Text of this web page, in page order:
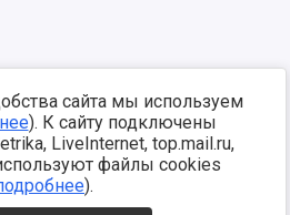
сайта мы используем
). К сайту подключены
LiveInternet, top.mail.ru,
файлы cookies
).